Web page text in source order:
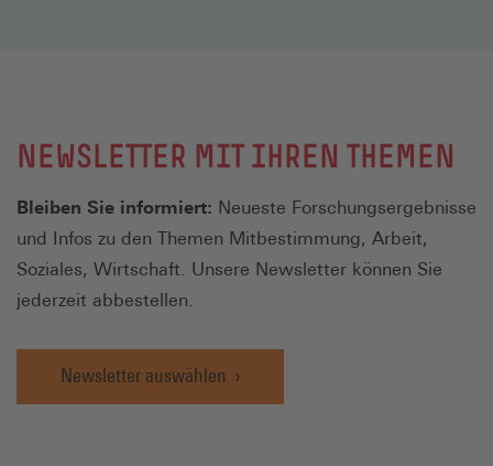
NEWSLETTER MIT IHREN THEMEN
Bleiben Sie informiert: Neueste Forschungsergebnisse
und Infos zu den Themen Mitbestimmung, Arbeit,
Soziales, Wirtschaft. Unsere Newsletter können Sie
jederzeit abbestellen.
Newsletter auswählen